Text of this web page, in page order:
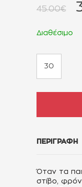
45.00€
Διαθέσιμο
30
ΠΕΡΙΓΡΑΦΗ
Όταν τα
στίβο,